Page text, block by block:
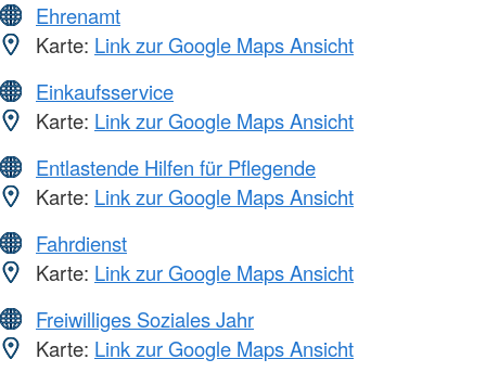
Ehrenamt
Karte: Link zur Google Maps Ansicht
Einkaufsservice
Karte: Link zur Google Maps Ansicht
Entlastende Hilfen für Pflegende
Karte: Link zur Google Maps Ansicht
Fahrdienst
Karte: Link zur Google Maps Ansicht
Freiwilliges Soziales Jahr
Karte: Link zur Google Maps Ansicht